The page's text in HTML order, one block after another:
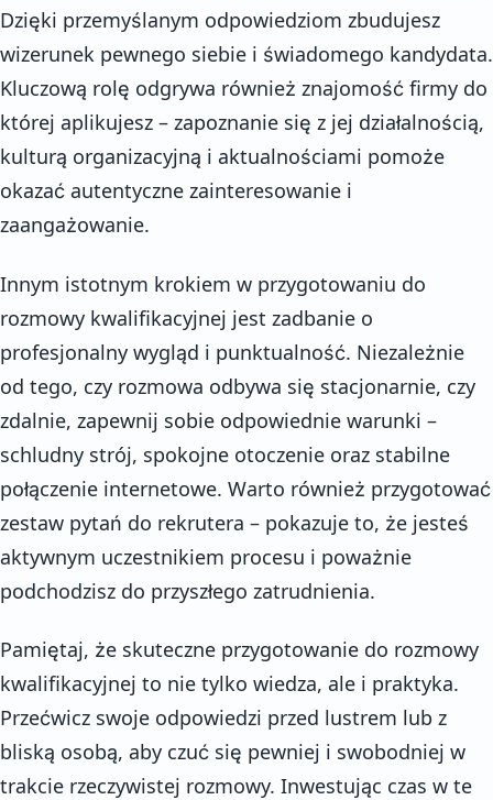
Dzięki przemyślanym odpowiedziom zbudujesz
wizerunek pewnego siebie i świadomego kandydata.
Kluczową rolę odgrywa również znajomość firmy do
której aplikujesz – zapoznanie się z jej działalnością,
kulturą organizacyjną i aktualnościami pomoże
okazać autentyczne zainteresowanie i
zaangażowanie.
Innym istotnym krokiem w przygotowaniu do
rozmowy kwalifikacyjnej jest zadbanie o
profesjonalny wygląd i punktualność. Niezależnie
od tego, czy rozmowa odbywa się stacjonarnie, czy
zdalnie, zapewnij sobie odpowiednie warunki –
schludny strój, spokojne otoczenie oraz stabilne
połączenie internetowe. Warto również przygotować
zestaw pytań do rekrutera – pokazuje to, że jesteś
aktywnym uczestnikiem procesu i poważnie
podchodzisz do przyszłego zatrudnienia.
Pamiętaj, że skuteczne przygotowanie do rozmowy
kwalifikacyjnej to nie tylko wiedza, ale i praktyka.
Przećwicz swoje odpowiedzi przed lustrem lub z
bliską osobą, aby czuć się pewniej i swobodniej w
trakcie rzeczywistej rozmowy. Inwestując czas w te